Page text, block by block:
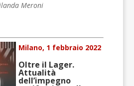
Meroni
Milano, 1 febbraio 2022
Oltre il Lager.
Attualità
dell’impegno